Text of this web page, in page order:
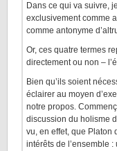
Dans ce qui va suivre,
exclusivement comme
comme antonyme
Or, ces quatre termes
directement ou non –
Bien qu’ils soient
éclairer au moyen
notre propos.
discussion du holisme
vu, en effet, que Platon
intérêts de l’ensemble